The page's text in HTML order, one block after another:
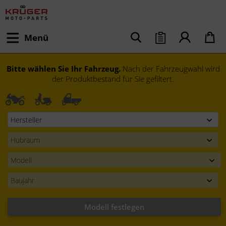
Menü
Bitte wählen Sie Ihr Fahrzeug. Nach der Fahrzeugwahl wird
der Produktbestand für Sie gefiltert.
Modell festlegen